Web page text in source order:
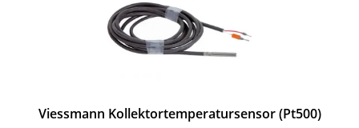
Viessmann Kollektortemperatursensor (Pt500)